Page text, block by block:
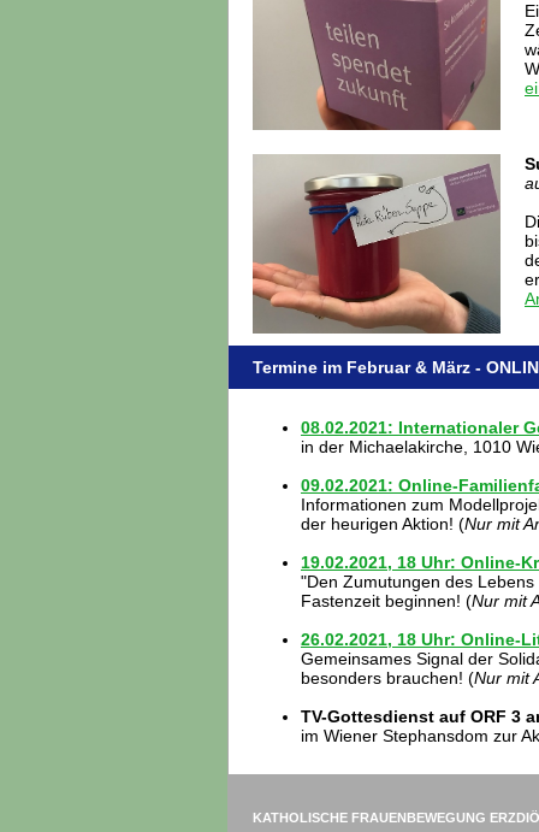
Termine im Februar & März -
08.02.2021: Internationaler
in der Michaelakirche, 1010
09.02.2021: Online-
Informationen zum
der heurigen Aktion! (Nur mit
19.02.2021, 18 Uhr: Online-
"Den Zumutungen des
Fastenzeit beginnen! (Nur mit
26.02.2021, 18 Uhr: Online-
Gemeinsames Signal der
besonders brauchen! (Nur mit
TV-Gottesdienst auf ORF 3
im Wiener Stephansdom zur
KATHOLISCHE FRAUENBEWEGUNG